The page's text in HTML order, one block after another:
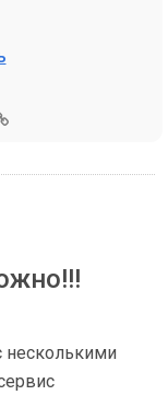
несколькими